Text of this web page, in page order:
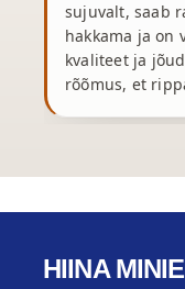
sujuvalt, saab
hakkama ja on
kvaliteet ja
rõõmus, et
HIINA